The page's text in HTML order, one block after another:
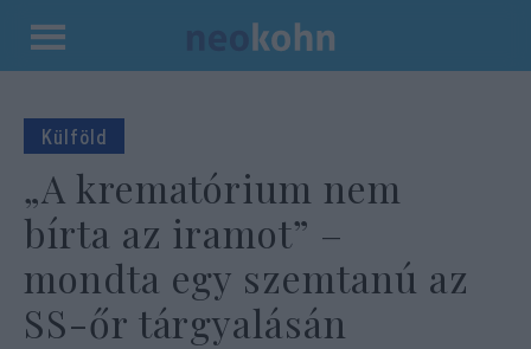
Kilépés
tartalomba
Külföld
„A krematórium nem
bírta az iramot” –
mondta egy szemtanú az
SS-őr tárgyalásán